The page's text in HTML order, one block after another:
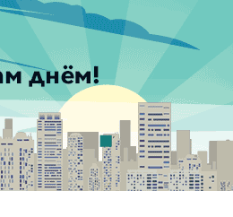
90674***78
+7 (926) 586-**-*3
8 (962) 966-**-*7
899984***13
+791754***74
+791628***10
Скрыть